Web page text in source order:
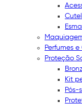
Perfumes
Proteção
Kit
Pós-